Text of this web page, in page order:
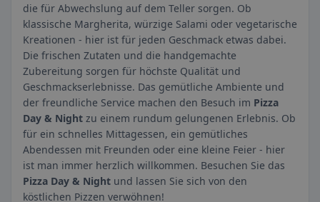
die für Abwechslung auf dem Teller sorgen. Ob
klassische Margherita, würzige Salami oder vegetarische
Kreationen - hier ist für jeden Geschmack etwas dabei.
Die frischen Zutaten und die handgemachte
Zubereitung sorgen für höchste Qualität und
Geschmackserlebnisse. Das gemütliche Ambiente und
der freundliche Service machen den Besuch im Pizza
Day & Night zu einem rundum gelungenen Erlebnis. Ob
für ein schnelles Mittagessen, ein gemütliches
Abendessen mit Freunden oder eine kleine Feier - hier
ist man immer herzlich willkommen. Besuchen Sie das
Pizza Day & Night und lassen Sie sich von den
köstlichen Pizzen verwöhnen!